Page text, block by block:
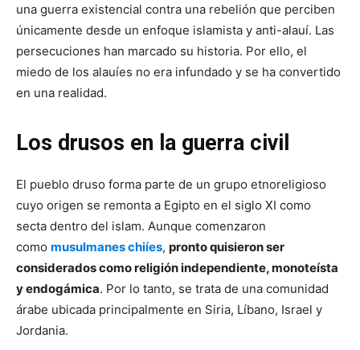
una guerra existencial contra una rebelión que perciben
únicamente desde un enfoque islamista y anti-alauí. Las
persecuciones han marcado su historia. Por ello, el
miedo de los alauíes no era infundado y se ha convertido
en una realidad.
Los drusos en la guerra civil
El pueblo druso forma parte de un grupo etnoreligioso
cuyo origen se remonta a Egipto en el siglo XI como
secta dentro del islam. Aunque comenzaron
como musulmanes chiíes, pronto quisieron ser
considerados como religión independiente, monoteísta
y endogámica. Por lo tanto, se trata de una comunidad
árabe ubicada principalmente en Siria, Líbano, Israel y
Jordania.